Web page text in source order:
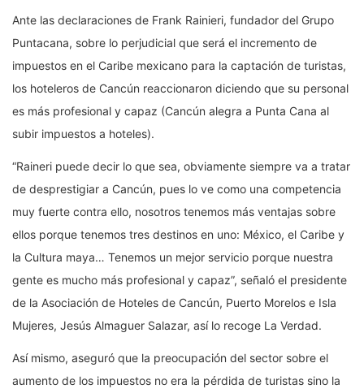
Ante las declaraciones de Frank Rainieri, fundador del Grupo
Puntacana, sobre lo perjudicial que será el incremento de
impuestos en el Caribe mexicano para la captación de turistas,
los hoteleros de Cancún reaccionaron diciendo que su personal
es más profesional y capaz (Cancún alegra a Punta Cana al
subir impuestos a hoteles).
“Raineri puede decir lo que sea, obviamente siempre va a tratar
de desprestigiar a Cancún, pues lo ve como una competencia
muy fuerte contra ello, nosotros tenemos más ventajas sobre
ellos porque tenemos tres destinos en uno: México, el Caribe y
la Cultura maya… Tenemos un mejor servicio porque nuestra
gente es mucho más profesional y capaz”, señaló el presidente
de la Asociación de Hoteles de Cancún, Puerto Morelos e Isla
Mujeres, Jesús Almaguer Salazar, así lo recoge La Verdad.
Así mismo, aseguró que la preocupación del sector sobre el
aumento de los impuestos no era la pérdida de turistas sino la